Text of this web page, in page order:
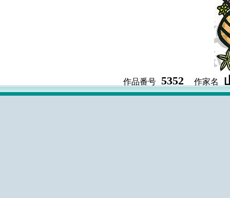
作品番号 5352 作家名